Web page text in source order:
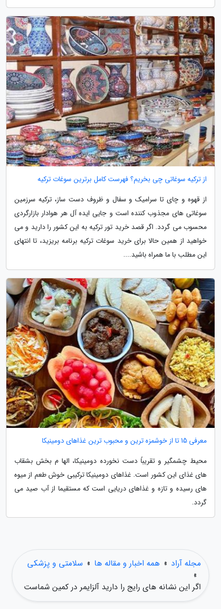
از ترکیه سوغاتی چی بخریم؟ فهرست کامل برترین سوغات ترکیه
از قهوه و چای تا سرامیک و سفال و ظروف دست ساز، ترکیه سرزمین
سوغاتی های مجذوب کننده است و جایی ایده آل هر هوادار بازارگردی
محسوب می گردد. اگر قصد خرید تور ترکیه به این کشور را دارید و می
خواهید از همین حالا برای خرید سوغات ترکیه برنامه بریزید، تا انتهای
این مطلب با ما همراه باشید....
معرفی 15 تا از خوشمزه ترین و محبوب ترین غذاهای دومینیکا
محیط چشمگیر و تقریباً دست نخورده دومینیکا، الها م بخش بشقاب
های غذای این کشور است. غذاهای دومینیکا ترکیبی خوش طعم از میوه
های رسیده و تازه و غذاهای دریایی است که مستقیما از آب صید می
گردد.
مجله آراد » همه اخبار و مقاله ها » سلامتی و پزشکی
»
اگر این نشانه های رایج را دارید آلزایمر در کمین شماست